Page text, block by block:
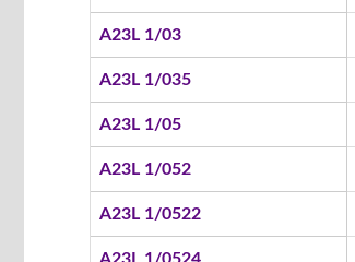
A23L 1/03
A23L 1/035
A23L 1/05
A23L 1/052
A23L 1/0522
A23L 1/0524